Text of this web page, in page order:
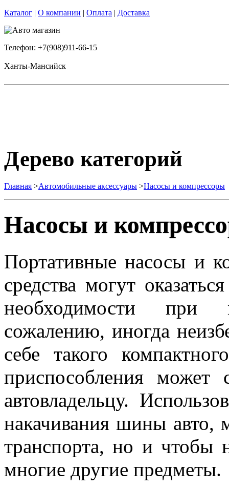
Каталог | О компании | Оплата | Доставка
Телефон: +7(908)911-66-15
Ханты-Мансийск
Дерево категорий
Главная >Автомобильные аксессуары >Насосы и компрессоры
Насосы и
Портативные насосы и
средства могут
необходимости при
сожалению, иногда
себе такого
приспособления может
автовладельцу.
накачивания шины авто,
транспорта, но и чтобы
многие другие предметы.